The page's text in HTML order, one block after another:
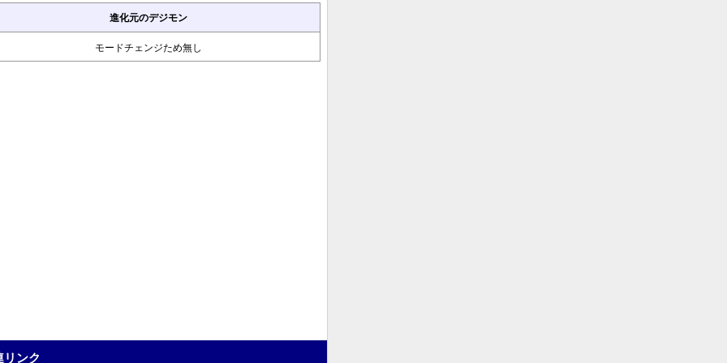
進化元のデジモン
モードチェンジため無し
リンク